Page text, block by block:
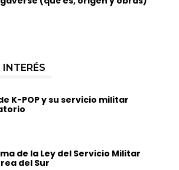
K-POP y su servicio militar
de la Ley del Servicio Militar
del Sur